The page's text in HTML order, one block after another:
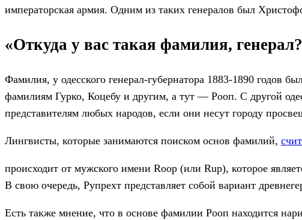
императорская армия. Одним из таких генералов был
«Откуда у вас такая фамилия,
Фамилия, у одесского генерал-губернатора 1883-1890 годов
фамилиям Гурко, Коцебу и другим, а тут — Рооп. С другой
представителям любых народов, если они несут городу
Лингвисты, которые занимаются поиском основ фамилий,
происходит от мужского имени Roop (или Rup), которое
В свою очередь, Рупрехт представляет собой вариант
Есть также мнение, что в основе фамилии Рооп находится